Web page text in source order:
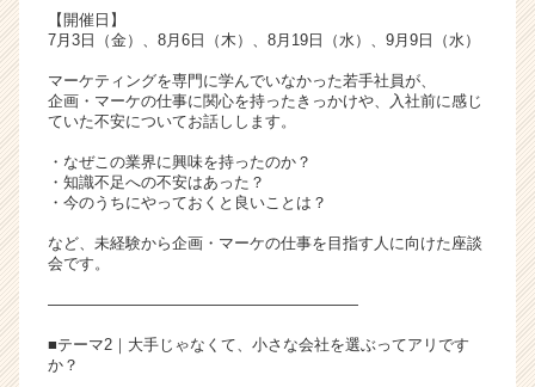
【開催日】
7月3日（金）、8月6日（木）、8月19日（水）、9月9日（水）
マーケティングを専門に学んでいなかった若手社員が、
企画・マーケの仕事に関心を持ったきっかけや、入社前に感じ
ていた不安についてお話しします。
・なぜこの業界に興味を持ったのか？
・知識不足への不安はあった？
・今のうちにやっておくと良いことは？
など、未経験から企画・マーケの仕事を目指す人に向けた座談
会です。
――――――――――――――――――――
■テーマ2｜大手じゃなくて、小さな会社を選ぶってアリです
か？